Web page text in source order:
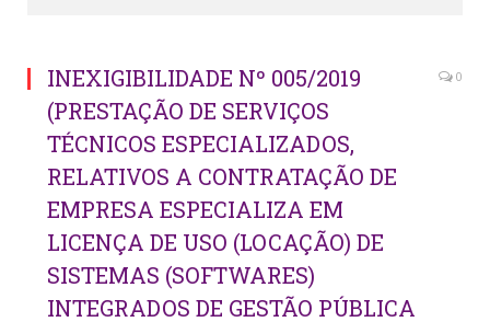
INEXIGIBILIDADE Nº 005/2019
(PRESTAÇÃO DE SERVIÇOS
TÉCNICOS ESPECIALIZADOS,
RELATIVOS A CONTRATAÇÃO DE
EMPRESA ESPECIALIZA EM
LICENÇA DE USO (LOCAÇÃO) DE
SISTEMAS (SOFTWARES)
INTEGRADOS DE GESTÃO PÚBLICA
0